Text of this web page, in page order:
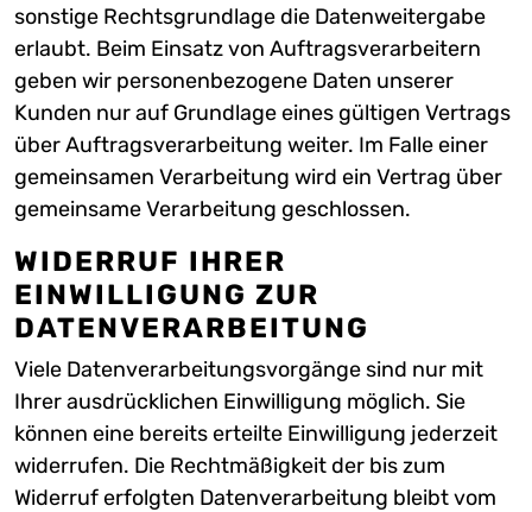
sonstige Rechtsgrundlage die Datenweitergabe
erlaubt. Beim Einsatz von Auftragsverarbeitern
geben wir personenbezogene Daten unserer
Kunden nur auf Grundlage eines gültigen Vertrags
über Auftragsverarbeitung weiter. Im Falle einer
gemeinsamen Verarbeitung wird ein Vertrag über
gemeinsame Verarbeitung geschlossen.
WIDERRUF IHRER
EINWILLIGUNG ZUR
DATENVERARBEITUNG
Viele Datenverarbeitungsvorgänge sind nur mit
Ihrer ausdrücklichen Einwilligung möglich. Sie
können eine bereits erteilte Einwilligung jederzeit
widerrufen. Die Rechtmäßigkeit der bis zum
Widerruf erfolgten Datenverarbeitung bleibt vom